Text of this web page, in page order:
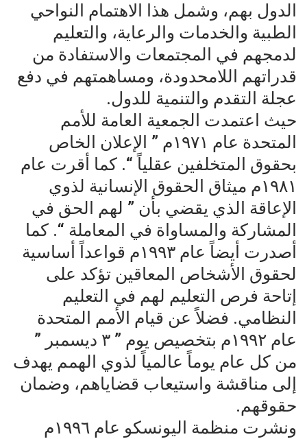
الدول بهم، وشمل هذا الاهتمام النواحي
الطبية والخدمات والرعاية، والتعليم
لدمجهم في المجتمعات والاستفادة من
قدراتهم اللامحدودة، ومساهمتهم في دفع
عجلة التقدم والتنمية للدول.
حيث اعتمدت الجمعية العامة للأمم
المتحدة عام ١٩٧١م ” الإعلان الخاص
بحقوق المتخلفين عقلياً “. كما أقرت عام
١٩٨١م ميثاق الحقوق الإنسانية لذوي
الإعاقة الذي يقضي بأن ” لهم الحق في
المشاركة والمساواة في المعاملة “. كما
أصدرت أيضاً عام ١٩٩٣م قواعداً أساسية
لحقوق الأشخاص المعاقين تؤكد على
إتاحة فرص التعليم لهم في التعليم
النظامي. فضلاً عن قيام الأمم المتحدة
عام ١٩٩٢م بتخصيص يوم ” ٣ ديسمبر ”
من كل عام يوماً عالمياً لذوي الهمم يهدف
إلى مناقشة واستيعاب قضاياهم، وضمان
حقوقهم.
ونشرت منظمة اليونسكو عام ١٩٩٦م